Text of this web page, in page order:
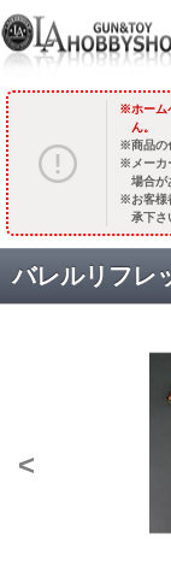
ホーム
ん。
商品の
メー
場合が
お客様
承下さ
<